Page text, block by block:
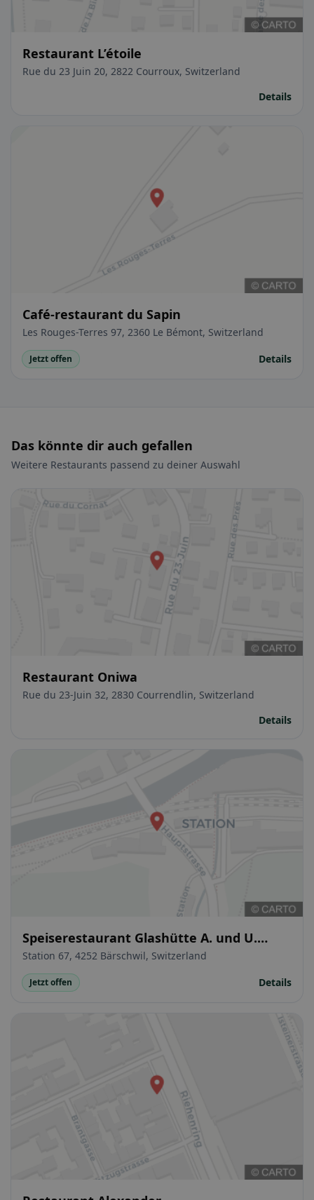
Restaurant L’étoile
Rue du 23 Juin 20, 2822 Courroux, Switzerland
Details
Café-restaurant du Sapin
Les Rouges-Terres 97, 2360 Le Bémont, Switzerland
Jetzt offen Details
Das könnte dir auch gefallen
Weitere Restaurants passend zu deiner Auswahl
Restaurant Oniwa
Rue du 23-Juin 32, 2830 Courrendlin, Switzerland
Details
Speiserestaurant Glashütte A. und U.
Hänggi
Station 67, 4252 Bärschwil, Switzerland
Jetzt offen Details